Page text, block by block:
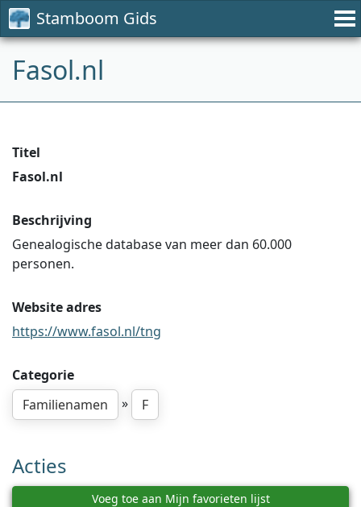
Stamboom Gids
Fasol.nl
Titel
Fasol.nl
Beschrijving
Genealogische database van meer dan 60.000
personen.
Website adres
https://www.fasol.nl/tng
Categorie
Familienamen
» F
Acties
Voeg toe aan Mijn favorieten lijst